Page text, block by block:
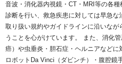
音波・消化器内視鏡・CT・MRI等の各
診断を行い、救急疾患に対しては早急
取り扱い規約やガイドラインに沿いな
うことを心がけています。
また、消化
癌）や虫垂炎・胆石症・ヘルニアなど
ロボットDa Vinci（ダビンチ）・腹腔鏡